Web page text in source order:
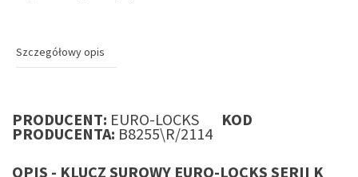
Szczegółowy opis
PRODUCENT: EURO-LOCKS KOD
PRODUCENTA: B8255\R/2114
OPIS - KLUCZ SUROWY EURO-LOCKS SERII K